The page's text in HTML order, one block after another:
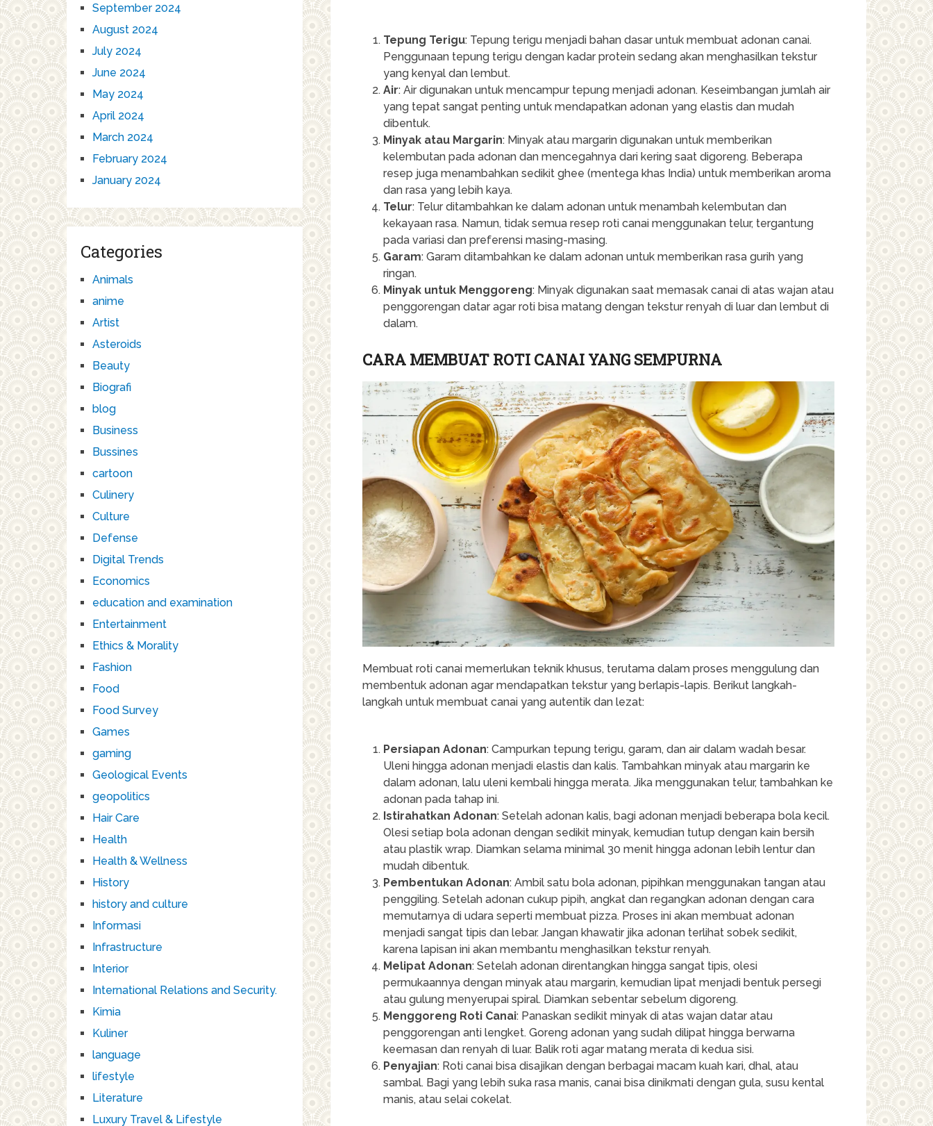
Tepung Terigu: Tepung terigu menjadi bahan dasar untuk membuat adonan canai.
Penggunaan tepung terigu dengan kadar protein sedang akan menghasilkan tekstur
yang kenyal dan lembut.
Air: Air digunakan untuk mencampur tepung menjadi adonan. Keseimbangan jumlah air
yang tepat sangat penting untuk mendapatkan adonan yang elastis dan mudah
dibentuk.
Minyak atau Margarin: Minyak atau margarin digunakan untuk memberikan
kelembutan pada adonan dan mencegahnya dari kering saat digoreng. Beberapa
resep juga menambahkan sedikit ghee (mentega khas India) untuk memberikan aroma
dan rasa yang lebih kaya.
Telur: Telur ditambahkan ke dalam adonan untuk menambah kelembutan dan
kekayaan rasa. Namun, tidak semua resep roti canai menggunakan telur, tergantung
pada variasi dan preferensi masing-masing.
Garam: Garam ditambahkan ke dalam adonan untuk memberikan rasa gurih yang
ringan.
Minyak untuk Menggoreng: Minyak digunakan saat memasak canai di atas wajan atau
penggorengan datar agar roti bisa matang dengan tekstur renyah di luar dan lembut di
dalam.
CARA MEMBUAT ROTI CANAI YANG SEMPURNA
Membuat roti canai memerlukan teknik khusus, terutama dalam proses menggulung dan
membentuk adonan agar mendapatkan tekstur yang berlapis-lapis. Berikut langkah-
langkah untuk membuat canai yang autentik dan lezat:
Persiapan Adonan: Campurkan tepung terigu, garam, dan air dalam wadah besar.
Uleni hingga adonan menjadi elastis dan kalis. Tambahkan minyak atau margarin ke
dalam adonan, lalu uleni kembali hingga merata. Jika menggunakan telur, tambahkan ke
adonan pada tahap ini.
Istirahatkan Adonan: Setelah adonan kalis, bagi adonan menjadi beberapa bola kecil.
Olesi setiap bola adonan dengan sedikit minyak, kemudian tutup dengan kain bersih
atau plastik wrap. Diamkan selama minimal 30 menit hingga adonan lebih lentur dan
mudah dibentuk.
Pembentukan Adonan: Ambil satu bola adonan, pipihkan menggunakan tangan atau
penggiling. Setelah adonan cukup pipih, angkat dan regangkan adonan dengan cara
memutarnya di udara seperti membuat pizza. Proses ini akan membuat adonan
menjadi sangat tipis dan lebar. Jangan khawatir jika adonan terlihat sobek sedikit,
karena lapisan ini akan membantu menghasilkan tekstur renyah.
Melipat Adonan: Setelah adonan direntangkan hingga sangat tipis, olesi
permukaannya dengan minyak atau margarin, kemudian lipat menjadi bentuk persegi
atau gulung menyerupai spiral. Diamkan sebentar sebelum digoreng.
Menggoreng Roti Canai: Panaskan sedikit minyak di atas wajan datar atau
penggorengan anti lengket. Goreng adonan yang sudah dilipat hingga berwarna
keemasan dan renyah di luar. Balik roti agar matang merata di kedua sisi.
Penyajian: Roti canai bisa disajikan dengan berbagai macam kuah kari, dhal, atau
sambal. Bagi yang lebih suka rasa manis, canai bisa dinikmati dengan gula, susu kental
manis, atau selai cokelat.
September 2024
August 2024
July 2024
June 2024
May 2024
April 2024
March 2024
February 2024
January 2024
Categories
Animals
anime
Artist
Asteroids
Beauty
Biografi
blog
Business
Bussines
cartoon
Culinery
Culture
Defense
Digital Trends
Economics
education and examination
Entertainment
Ethics & Morality
Fashion
Food
Food Survey
Games
gaming
Geological Events
geopolitics
Hair Care
Health
Health & Wellness
History
history and culture
Informasi
Infrastructure
Interior
International Relations and Security.
Kimia
Kuliner
language
lifestyle
Literature
Luxury Travel & Lifestyle